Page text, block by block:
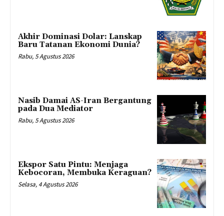
Akhir Dominasi Dolar: Lanskap
Baru Tatanan Ekonomi Dunia?
Rabu, 5 Agustus 2026
Nasib Damai AS-Iran Bergantung
pada Dua Mediator
Rabu, 5 Agustus 2026
Ekspor Satu Pintu: Menjaga
Kebocoran, Membuka Keraguan?
Selasa, 4 Agustus 2026